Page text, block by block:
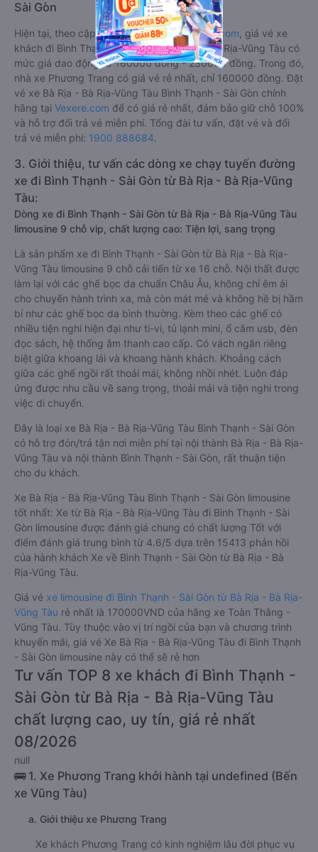
Sài Gòn
Hiện tại, theo cập nhật mới nhất củaVexere.com , giá vé xe
khách đi Bình Thạnh - Sài Gòn từ Bà Rịa - Bà Rịa-Vũng Tàu có
mức giá dao động từ 160000 đồng - 230000 đồng. Trong đó,
nhà xe Phương Trang có giá vé rẻ nhất, chỉ 160000 đồng. Đặt
vé xe Bà Rịa - Bà Rịa-Vũng Tàu Bình Thạnh - Sài Gòn chính
hãng tại Vexere.com để có giá rẻ nhất, đảm bảo giữ chỗ 100%
và hỗ trợ đổi trả vé miễn phí. Tổng đài tư vấn, đặt vé và đổi
trả vé miễn phí: 1900 888684.
3. Giới thiệu, tư vấn các dòng xe chạy tuyến đường
xe đi Bình Thạnh - Sài Gòn từ Bà Rịa - Bà Rịa-Vũng
Tàu:
Dòng xe đi Bình Thạnh - Sài Gòn từ Bà Rịa - Bà Rịa-Vũng Tàu
limousine 9 chỗ vip, chất lượng cao: Tiện lợi, sang trọng
Là sản phẩm xe đi Bình Thạnh - Sài Gòn từ Bà Rịa - Bà Rịa-
Vũng Tàu limousine 9 chỗ cải tiến từ xe 16 chỗ. Nội thất được
làm lại với các ghế bọc da chuẩn Châu Âu, không chỉ êm ái
cho chuyến hành trình xa, mà còn mát mẻ và không hề bị hầm
bí như các ghế bọc da bình thường. Kèm theo các ghế có
nhiều tiện nghi hiện đại như ti-vi, tủ lạnh mini, ổ cắm usb, đèn
đọc sách, hệ thống âm thanh cao cấp. Có vách ngăn riêng
biệt giữa khoang lái và khoang hành khách. Khoảng cách
giữa các ghế ngồi rất thoải mái, không nhồi nhét. Luôn đáp
ứng được nhu cầu về sang trọng, thoải mái và tiện nghi trong
việc di chuyển.
Đây là loại xe Bà Rịa - Bà Rịa-Vũng Tàu Bình Thạnh - Sài Gòn
có hỗ trợ đón/trả tận nơi miễn phí tại nội thành Bà Rịa - Bà Rịa-
Vũng Tàu và nội thành Bình Thạnh - Sài Gòn, rất thuận tiện
cho du khách.
Xe Bà Rịa - Bà Rịa-Vũng Tàu Bình Thạnh - Sài Gòn limousine
tốt nhất: Xe từ Bà Rịa - Bà Rịa-Vũng Tàu đi Bình Thạnh - Sài
Gòn limousine được đánh giá chung có chất lượng Tốt với
điểm đánh giá trung bình từ 4.6/5 dựa trên 15413 phản hồi
của hành khách Xe về Bình Thạnh - Sài Gòn từ Bà Rịa - Bà
Rịa-Vũng Tàu.
Giá vé xe limousine đi Bình Thạnh - Sài Gòn từ Bà Rịa - Bà Rịa-
Vũng Tàu rẻ nhất là 170000VND của hãng xe Toàn Thắng -
Vũng Tàu. Tùy thuộc vào vị trí ngồi của bạn và chương trình
khuyến mãi, giá vé Xe Bà Rịa - Bà Rịa-Vũng Tàu đi Bình Thạnh
- Sài Gòn limousine này có thể sẽ rẻ hơn
Tư vấn TOP 8 xe khách đi Bình Thạnh -
Sài Gòn từ Bà Rịa - Bà Rịa-Vũng Tàu
chất lượng cao, uy tín, giá rẻ nhất
08/2026
null
🚌 1. Xe Phương Trang khởi hành tại undefined (Bến
xe Vũng Tàu)
a. Giới thiệu xe Phương Trang
Xe khách Phương Trang có kinh nghiệm lâu đời phục vụ